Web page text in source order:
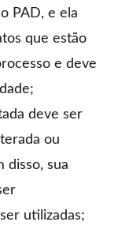
PAD, e ela
que estão
e deve
deve ser
ou
disso, sua
utilizadas;